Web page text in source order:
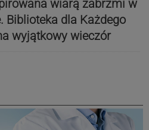
wiarą zabrzmi w
Biblioteka dla Każdego
wyjątkowy wieczór